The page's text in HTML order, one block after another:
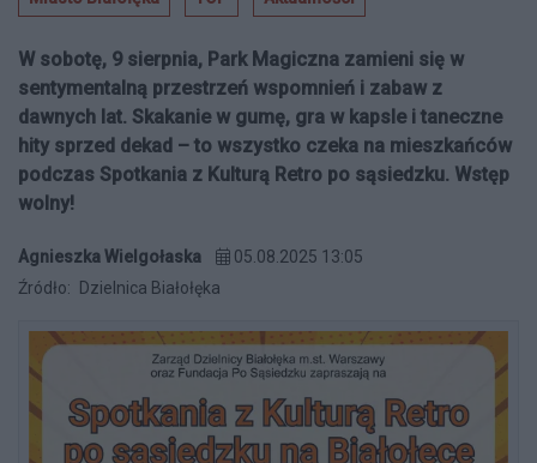
W sobotę, 9 sierpnia, Park Magiczna zamieni się w
sentymentalną przestrzeń wspomnień i zabaw z
dawnych lat. Skakanie w gumę, gra w kapsle i taneczne
hity sprzed dekad – to wszystko czeka na mieszkańców
podczas Spotkania z Kulturą Retro po sąsiedzku. Wstęp
wolny!
Agnieszka Wielgołaska
05.08.2025 13:05
Źródło:
Dzielnica Białołęka